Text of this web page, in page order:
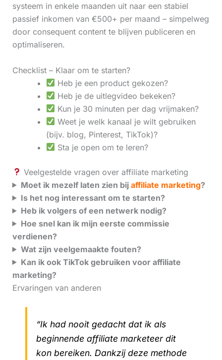
systeem in enkele maanden uit naar een stabiel
passief inkomen van €500+ per maand – simpelweg
door consequent content te blijven publiceren en
optimaliseren.
Checklist – Klaar om te starten?
Heb je een product gekozen?
Heb je de uitlegvideo bekeken?
Kun je 30 minuten per dag vrijmaken?
Weet je welk kanaal je wilt gebruiken
(bijv. blog, Pinterest, TikTok)?
Sta je open om te leren?
Veelgestelde vragen over affiliate marketing
Moet ik mezelf laten zien bij affiliate marketing?
Is het nog interessant om te starten?
Heb ik volgers of een netwerk nodig?
Hoe snel kan ik mijn eerste commissie
verdienen?
Wat zijn veelgemaakte fouten?
Kan ik ook TikTok gebruiken voor affiliate
marketing?
Ervaringen van anderen
“Ik had nooit gedacht dat ik als
beginnende affiliate marketeer dit
kon bereiken. Dankzij deze methode